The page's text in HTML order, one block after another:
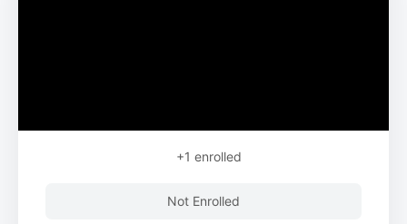
+1 enrolled
Not Enrolled